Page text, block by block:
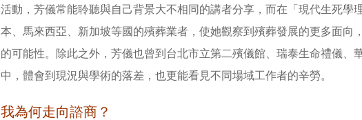
活動，芳儀常能聆聽與自己背景大不相同的講者分享，而在「現代生死學
本、馬來西亞、新加坡等國的殯葬業者，使她觀察到殯葬發展的更多面向
的可能性。除此之外，芳儀也曾到台北市立第二殯儀館、瑞泰生命禮儀、
中，體會到現況與學術的落差，也更能看見不同場域工作者的辛勞。
我為何走向諮商？